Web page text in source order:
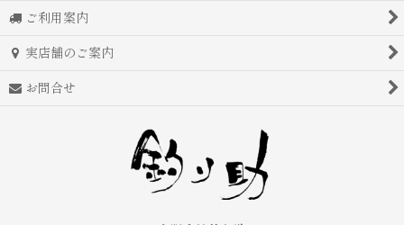
ご利用案内
実店舗のご案内
お問合せ